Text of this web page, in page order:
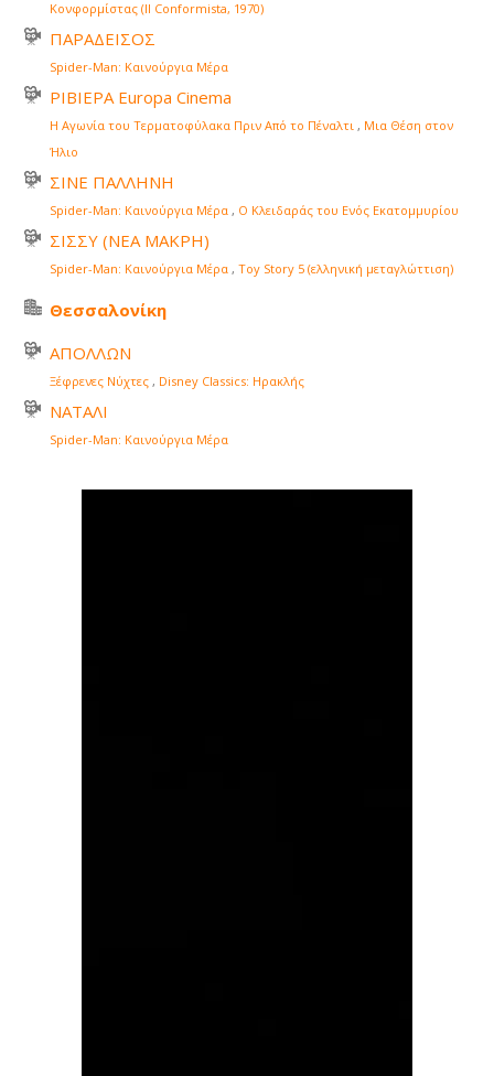
Κονφορμίστας (Il Conformista, 1970)
ΠΑΡΑΔΕΙΣΟΣ
Spider-Man: Καινούργια Μέρα
ΡΙΒΙΕΡΑ Europa Cinema
Η Αγωνία του Τερματοφύλακα Πριν Από το Πέναλτι , Μια Θέση στον
Ήλιο
ΣΙΝΕ ΠΑΛΛΗΝΗ
Spider-Man: Καινούργια Μέρα , Ο Κλειδαράς του Ενός Εκατομμυρίου
ΣΙΣΣΥ (ΝΕΑ ΜΑΚΡΗ)
Spider-Man: Καινούργια Μέρα , Toy Story 5 (ελληνική μεταγλώττιση)
Θεσσαλονίκη
ΑΠΟΛΛΩΝ
Ξέφρενες Νύχτες , Disney Classics: Ηρακλής
ΝΑΤΑΛΙ
Spider-Man: Καινούργια Μέρα